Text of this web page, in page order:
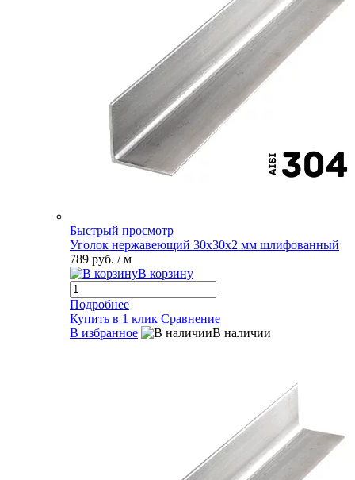
Быстрый просмотр
Уголок нержавеющий 30х30х2 мм шлифованный
789 руб. / м
В корзину
Подробнее
Купить в 1 клик Сравнение
В избранное
В наличии